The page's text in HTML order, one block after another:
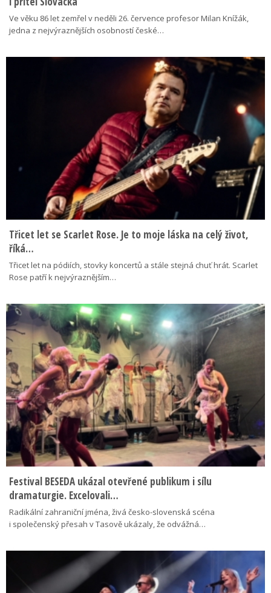
Ve věku 86 let zemřel v neděli 26. července profesor Milan Knížák,
jedna z nejvýraznějších osobností české…
Třicet let se Scarlet Rose. Je to moje láska na celý život,
říká…
Třicet let na pódiích, stovky koncertů a stále stejná chuť hrát. Scarlet
Rose patří k nejvýraznějším…
Festival BESEDA ukázal otevřené publikum i sílu
dramaturgie. Excelovali…
Radikální zahraniční jména, živá česko-slovenská scéna
i společenský přesah v Tasově ukázaly, že odvážná…